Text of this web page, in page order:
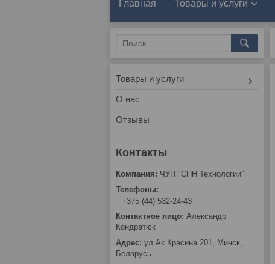
Главная Товары и услуги
Товары и услуги
О нас
Отзывы
ЧУП "СПН Технологии"
+375 (44) 532-24-43
Александр
Кондратюк
ул.Ак.Красина 201, Минск,
Беларусь